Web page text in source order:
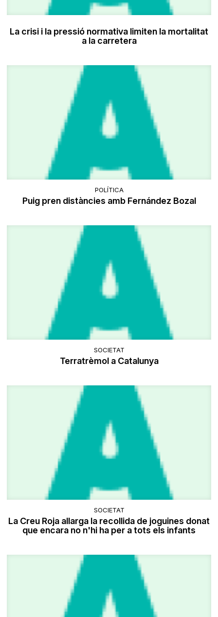
La crisi i la pressió normativa limiten la mortalitat
a la carretera
POLÍTICA
Puig pren distàncies amb Fernández Bozal
SOCIETAT
Terratrèmol a Catalunya
SOCIETAT
La Creu Roja allarga la recollida de joguines donat
que encara no n'hi ha per a tots els infants